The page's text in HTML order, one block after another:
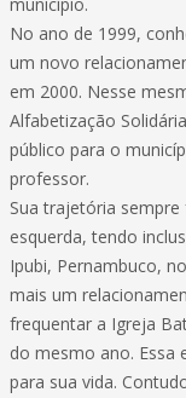
No ano de 1999,
um novo
em 2000. Nesse
Alfabetização
público para o
professor.
Sua trajetória
esquerda, tendo
Ipubi, Pernambuco,
mais um
frequentar a Igreja
do mesmo ano. Essa
para sua vida.